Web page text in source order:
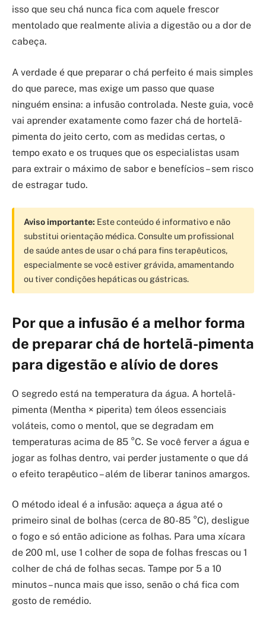
isso que seu chá nunca fica com aquele frescor
mentolado que realmente alivia a digestão ou a dor de
cabeça.
A verdade é que preparar o chá perfeito é mais simples
do que parece, mas exige um passo que quase
ninguém ensina: a infusão controlada. Neste guia, você
vai aprender exatamente como fazer chá de hortelã-
pimenta do jeito certo, com as medidas certas, o
tempo exato e os truques que os especialistas usam
para extrair o máximo de sabor e benefícios – sem risco
de estragar tudo.
Aviso importante: Este conteúdo é informativo e não
substitui orientação médica. Consulte um profissional
de saúde antes de usar o chá para fins terapêuticos,
especialmente se você estiver grávida, amamentando
ou tiver condições hepáticas ou gástricas.
Por que a infusão é a melhor forma
de preparar chá de hortelã-pimenta
para digestão e alívio de dores
O segredo está na temperatura da água. A hortelã-
pimenta (Mentha × piperita) tem óleos essenciais
voláteis, como o mentol, que se degradam em
temperaturas acima de 85 °C. Se você ferver a água e
jogar as folhas dentro, vai perder justamente o que dá
o efeito terapêutico – além de liberar taninos amargos.
O método ideal é a infusão: aqueça a água até o
primeiro sinal de bolhas (cerca de 80-85 °C), desligue
o fogo e só então adicione as folhas. Para uma xícara
de 200 ml, use 1 colher de sopa de folhas frescas ou 1
colher de chá de folhas secas. Tampe por 5 a 10
minutos – nunca mais que isso, senão o chá fica com
gosto de remédio.